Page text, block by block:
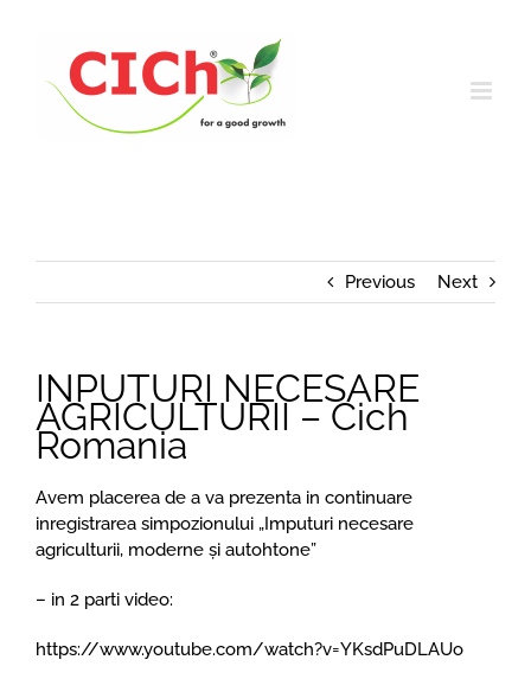
Previous Next
INPUTURI NECESARE
AGRICULTURII – Cich
Romania
Avem placerea de a va prezenta in continuare
inregistrarea simpozionului „Imputuri necesare
agriculturii, moderne şi autohtone”
– in 2 parti video:
https://www.youtube.com/watch?v=YKsdPuDLAUo